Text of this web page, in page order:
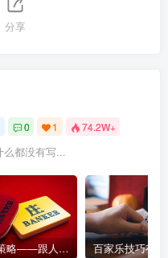
分享
0 1 74.2W+
么都没有写...
百家乐策略——跟人胜过跟路